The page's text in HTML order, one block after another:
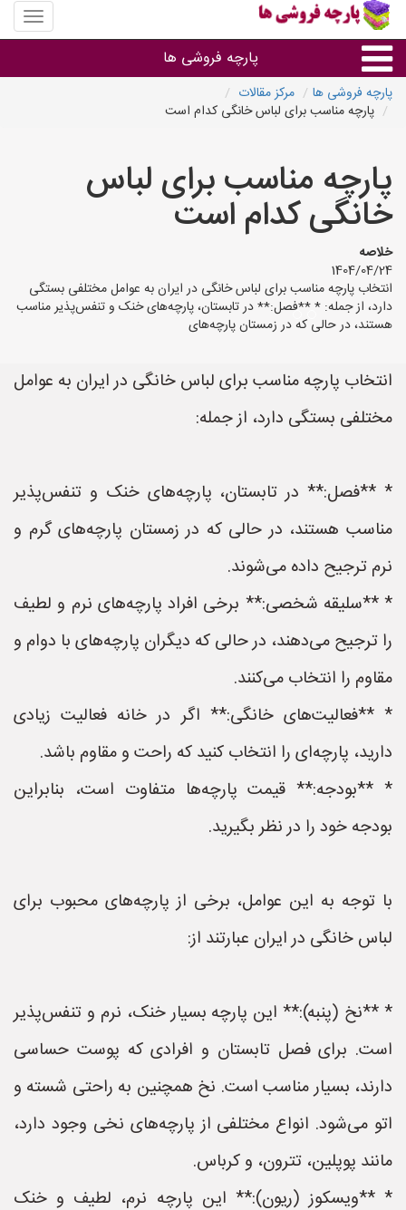
منوی
سایت
فروشی
پارچه فروشی ها
پارچه براساس جنس
پارچه براساس رنگ طرح و کاربرد
پارچه فروشی های هر شهر
پارچه فروشی ها
مرکز مقالات
پارچه مناسب برای لباس خانگی کدام است
پارچه مناسب برای لباس
خانگی کدام است
خلاصه
1404/04/24
انتخاب پارچه مناسب برای لباس خانگی در ایران به عوامل مختلفی بستگی
دارد، از جمله: * **فصل:** در تابستان، پارچه‌های خنک و تنفس‌پذیر مناسب
هستند، در حالی که در زمستان پارچه‌های
انتخاب پارچه مناسب برای لباس خانگی در ایران به عوامل
مختلفی بستگی دارد، از جمله:
* **فصل:** در تابستان، پارچه‌های خنک و تنفس‌پذیر
مناسب هستند، در حالی که در زمستان پارچه‌های گرم و
نرم ترجیح داده می‌شوند.
* **سلیقه شخصی:** برخی افراد پارچه‌های نرم و لطیف
را ترجیح می‌دهند، در حالی که دیگران پارچه‌های با دوام و
مقاوم را انتخاب می‌کنند.
* **فعالیت‌های خانگی:** اگر در خانه فعالیت زیادی
دارید، پارچه‌ای را انتخاب کنید که راحت و مقاوم باشد.
* **بودجه:** قیمت پارچه‌ها متفاوت است، بنابراین
بودجه خود را در نظر بگیرید.
با توجه به این عوامل، برخی از پارچه‌های محبوب برای
لباس خانگی در ایران عبارتند از:
* **نخ (پنبه):** این پارچه بسیار خنک، نرم و تنفس‌پذیر
است. برای فصل تابستان و افرادی که پوست حساسی
دارند، بسیار مناسب است. نخ همچنین به راحتی شسته و
اتو می‌شود. انواع مختلفی از پارچه‌های نخی وجود دارد،
مانند پوپلین، تترون، و کرباس.
* **ویسکوز (ریون):** این پارچه نرم، لطیف و خنک